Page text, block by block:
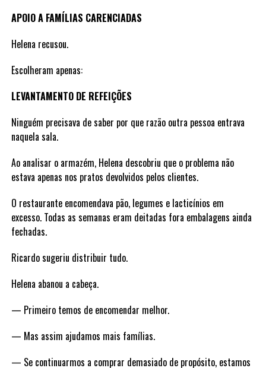
APOIO A FAMÍLIAS CARENCIADAS
Helena recusou.
Escolheram apenas:
LEVANTAMENTO DE REFEIÇÕES
Ninguém precisava de saber por que razão outra pessoa entrava
naquela sala.
Ao analisar o armazém, Helena descobriu que o problema não
estava apenas nos pratos devolvidos pelos clientes.
O restaurante encomendava pão, legumes e lacticínios em
excesso. Todas as semanas eram deitadas fora embalagens ainda
fechadas.
Ricardo sugeriu distribuir tudo.
Helena abanou a cabeça.
— Primeiro temos de encomendar melhor.
— Mas assim ajudamos mais famílias.
— Se continuarmos a comprar demasiado de propósito, estamos